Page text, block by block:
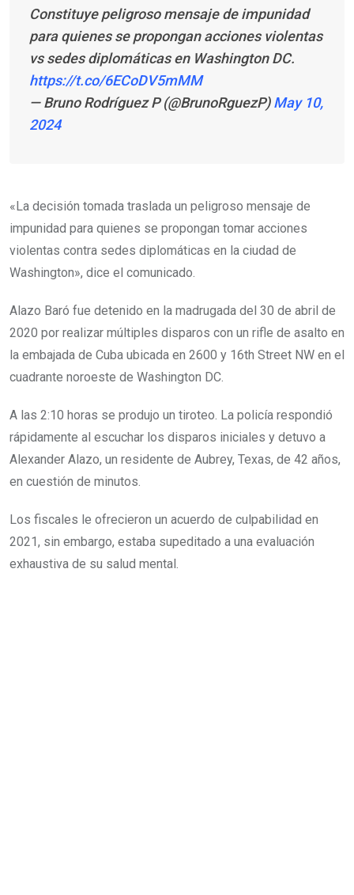
Constituye peligroso mensaje de impunidad
para quienes se propongan acciones violentas
vs sedes diplomáticas en Washington DC.
https://t.co/6ECoDV5mMM
— Bruno Rodríguez P (@BrunoRguezP)May 10,
2024
«La decisión tomada traslada un peligroso mensaje de
impunidad para quienes se propongan tomar acciones
violentas contra sedes diplomáticas en la ciudad de
Washington», dice el comunicado.
Alazo Baró fue detenido en la madrugada del 30 de abril de
2020 por realizar múltiples disparos con un rifle de asalto en
la embajada de Cuba ubicada en 2600 y 16th Street NW en el
cuadrante noroeste de Washington DC.
A las 2:10 horas se produjo un tiroteo. La policía respondió
rápidamente al escuchar los disparos iniciales y detuvo a
Alexander Alazo, un residente de Aubrey, Texas, de 42 años,
en cuestión de minutos.
Los fiscales le ofrecieron un acuerdo de culpabilidad en
2021, sin embargo, estaba supeditado a una evaluación
exhaustiva de su salud mental.